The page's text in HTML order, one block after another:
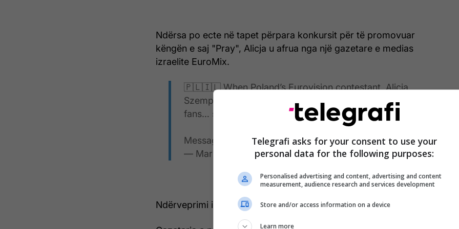
Ndërsa po ecte në tapet përpara konkursit për të promovuar
këngën e saj "Pray", Alicja u afrua nga një gazetare e medias
izraelite EuroMix.
🇵🇱🇮🇱 When Poland’s Eurovision contestant, Alicja
Szemplińska, was asked if she has a message for her Israeli
fans… she simply walked away.
Message received.pic.twitter.com/zC194B36Sc
— Mario Nawfal (@MarioNawfal)May 13, 2026
Ndërveprimi i tyre i shkurtër u bë pothuajse menjëherë viral.
Telegrafi asks for your consent to use your
personal data for the following purposes:
Personalised advertising and content, advertising and content
measurement, audience research and services development
Store and/or access information on a device
Learn more